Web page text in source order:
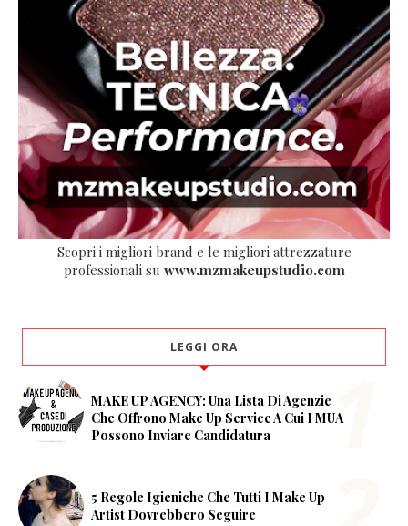
Scopri i migliori brand e le migliori attrezzature
professionali su www.mzmakeupstudio.com
LEGGI ORA
MAKE UP AGENCY: Una Lista Di Agenzie
Che Offrono Make Up Service A Cui I MUA
Possono Inviare Candidatura
5 Regole Igieniche Che Tutti I Make Up
Artist Dovrebbero Seguire